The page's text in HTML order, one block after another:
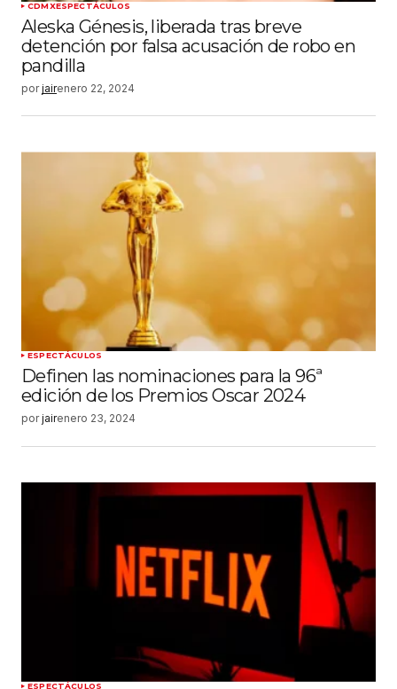
CDMXESPECTÁCULOS
Aleska Génesis, liberada tras breve
detención por falsa acusación de robo en
pandilla
por jairenero 22, 2024
ESPECTÁCULOS
Definen las nominaciones para la 96ª
edición de los Premios Oscar 2024
por jairenero 23, 2024
ESPECTÁCULOS